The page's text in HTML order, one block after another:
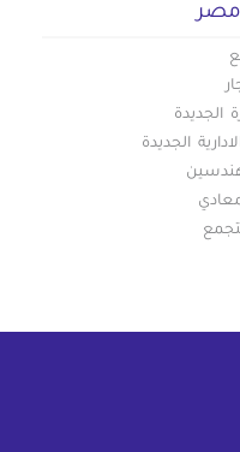
مصر
الجديدة
الجديدة